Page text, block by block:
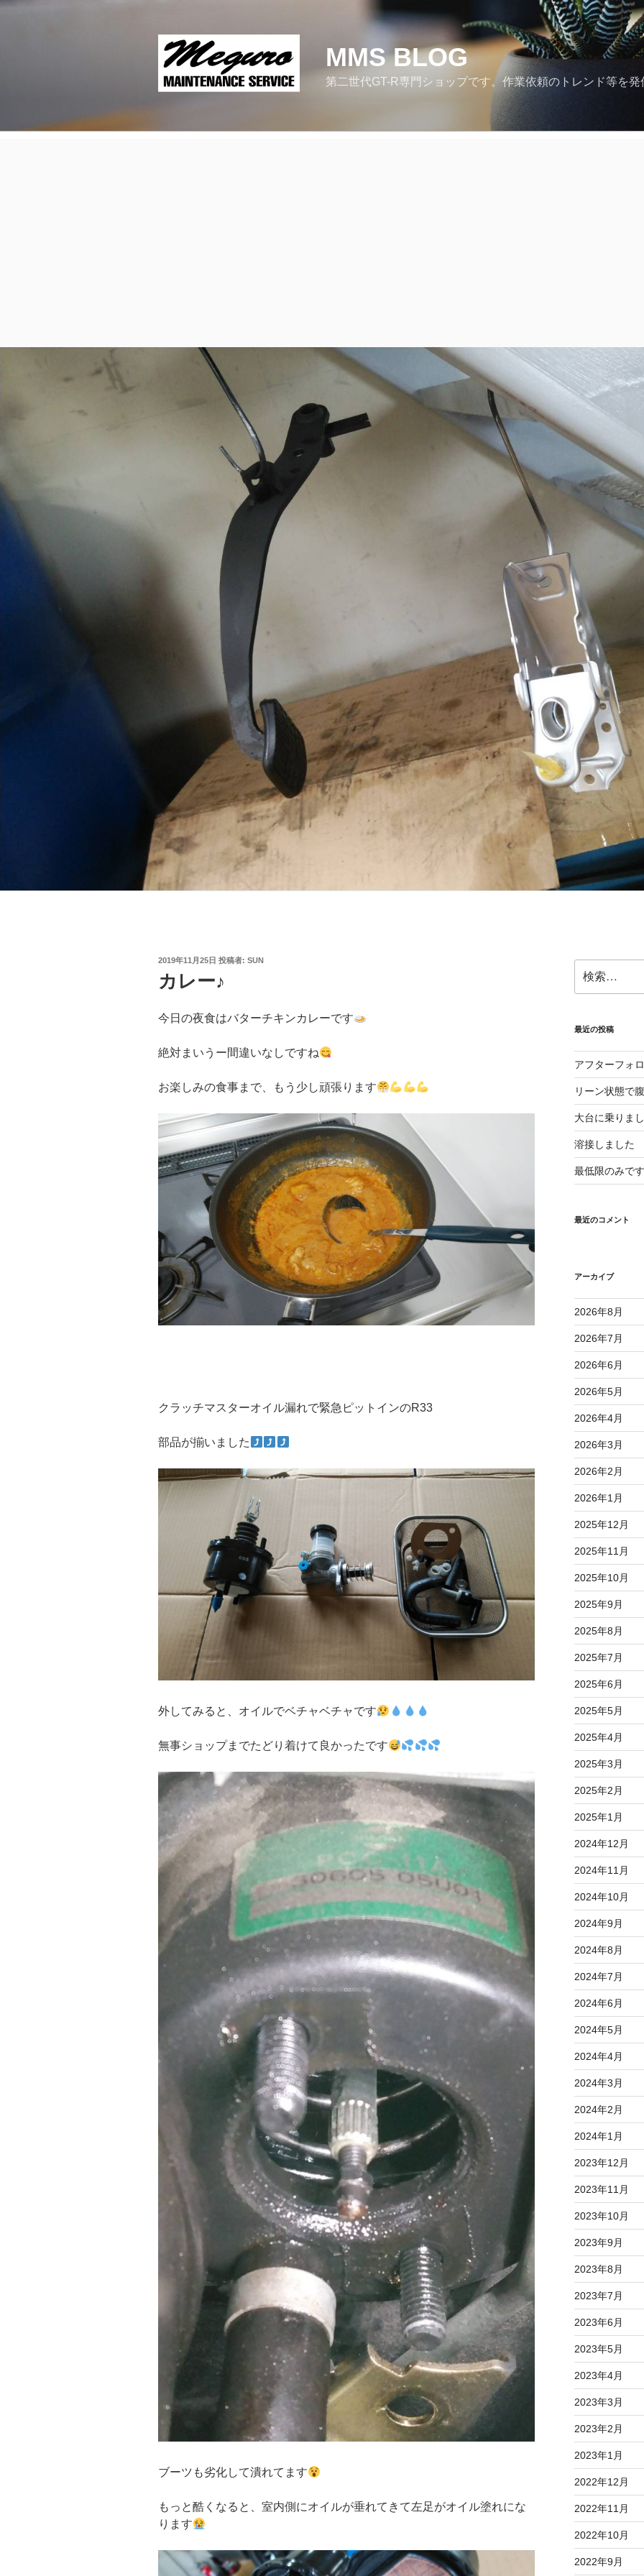
コ
キ
MMS BLOG
第二世代GT-R専門ショップです。作業依頼のトレンド等を発
投
日:
2019年11月25日 投稿者: SUN
カレー♪
今日の夜食はバターチキンカレーです
絶対まいうー間違いなしですね
お楽しみの食事まで、もう少し頑張ります
クラッチマスターオイル漏れで緊急ピットインのR33
部品が揃いました
外してみると、オイルでベチャベチャです
無事ショップまでたどり着けて良かったです
ブーツも劣化して潰れてます
もっと酷くなると、室内側にオイルが垂れてきて左足がオイル塗れにな
ります
索:
最近の投稿
アフターフォ
リーン状態で
大台に乗りま
溶接しました
最低限のみです
最近のコメント
アーカイブ
2026年8月
2026年7月
2026年6月
2026年5月
2026年4月
2026年3月
2026年2月
2026年1月
2025年12月
2025年11月
2025年10月
2025年9月
2025年8月
2025年7月
2025年6月
2025年5月
2025年4月
2025年3月
2025年2月
2025年1月
2024年12月
2024年11月
2024年10月
2024年9月
2024年8月
2024年7月
2024年6月
2024年5月
2024年4月
2024年3月
2024年2月
2024年1月
2023年12月
2023年11月
2023年10月
2023年9月
2023年8月
2023年7月
2023年6月
2023年5月
2023年4月
2023年3月
2023年2月
2023年1月
2022年12月
2022年11月
2022年10月
2022年9月